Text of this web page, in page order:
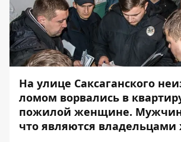
На улице Саксаганского
ломом ворвались в
пожилой женщине.
что являются